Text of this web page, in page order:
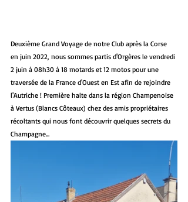
Deuxième Grand Voyage de notre Club après la Corse
en juin 2022, nous sommes partis d'Orgères le vendredi
2 juin à 08h30 à 18 motards et 12 motos pour une
traversée de la France d'Ouest en Est afin de rejoindre
l'Autriche ! Première halte dans la région Champenoise
à Vertus (Blancs Côteaux) chez des amis propriétaires
récoltants qui nous font découvrir quelques secrets du
Champagne...